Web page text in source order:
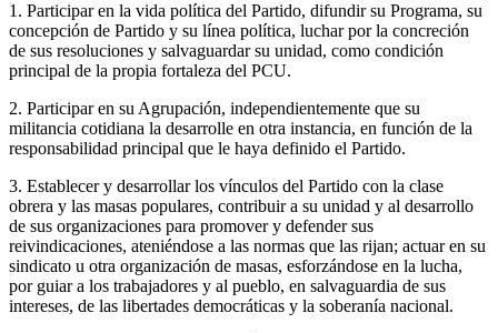
1. Participar en la vida política del Partido, difundir su Programa, su
concepción de Partido y su línea política, luchar por la concreción
de sus resoluciones y salvaguardar su unidad, como condición
principal de la propia fortaleza del PCU.
2. Participar en su Agrupación, independientemente que su
militancia cotidiana la desarrolle en otra instancia, en función de la
responsabilidad principal que le haya definido el Partido.
3. Establecer y desarrollar los vínculos del Partido con la clase
obrera y las masas populares, contribuir a su unidad y al desarrollo
de sus organizaciones para promover y defender sus
reivindicaciones, ateniéndose a las normas que las rijan; actuar en su
sindicato u otra organización de masas, esforzándose en la lucha,
por guiar a los trabajadores y al pueblo, en salvaguardia de sus
intereses, de las libertades democráticas y la soberanía nacional.